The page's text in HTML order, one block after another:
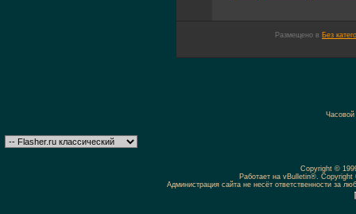
Размещено в Без
Copyright ©
Работает на vBulletin®.
Администрация сайта не несёт ответственности за